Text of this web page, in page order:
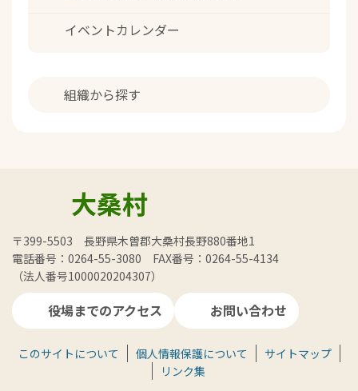
イベントカレンダー
組織から探す
大桑村
〒399-5503 長野県木曽郡大桑村長野880番地1
電話番号：0264-55-3080 FAX番号：0264-55-4134
（法人番号1000020204307）
役場までのアクセス お問い合わせ
このサイトについて 個人情報保護について
サイトマップ
リンク集